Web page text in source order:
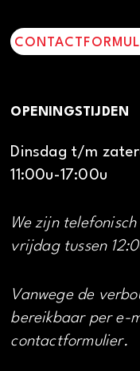
OPENINGSTIJDEN
Dinsdag t/m
11:00u-17:00u
We zijn
vrijdag tussen
Vanwege de
bereikbaar per e-
contactformulier.